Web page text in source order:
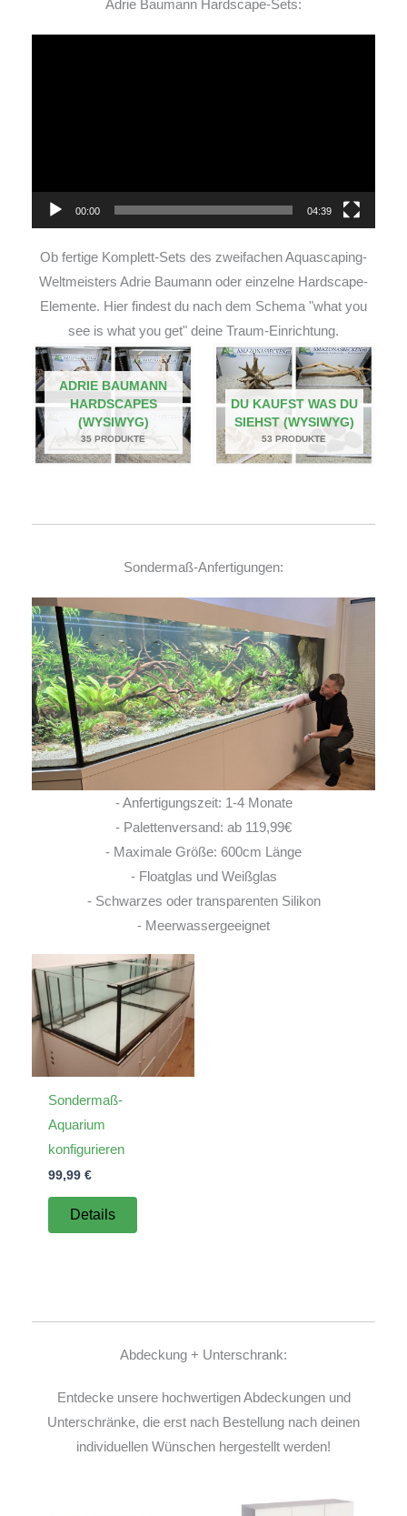
Adrie Baumann Hardscape-Sets:
00:00 04:39
Ob fertige Komplett-Sets des zweifachen Aquascaping-
Weltmeisters Adrie Baumann oder einzelne Hardscape-
Elemente. Hier findest du nach dem Schema "what you
see is what you get" deine Traum-Einrichtung.
ADRIE BAUMANN
HARDSCAPES
(WYSIWYG)
35 PRODUKTE
DU KAUFST WAS DU
SIEHST (WYSIWYG)
53 PRODUKTE
Sondermaß-Anfertigungen:
- Anfertigungszeit: 1-4 Monate
- Palettenversand: ab 119,99€
- Maximale Größe: 600cm Länge
- Floatglas und Weißglas
- Schwarzes oder transparenten Silikon
- Meerwassergeeignet
Sondermaß-
Aquarium
konfigurieren
99,99 €
Details
Abdeckung + Unterschrank:
Entdecke unsere hochwertigen Abdeckungen und
Unterschränke, die erst nach Bestellung nach deinen
individuellen Wünschen hergestellt werden!